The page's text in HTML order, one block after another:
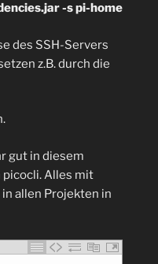
-s pi-home
des SSH-Servers
z.B. durch die
gut in diesem
picocli. Alles mit
allen Projekten in